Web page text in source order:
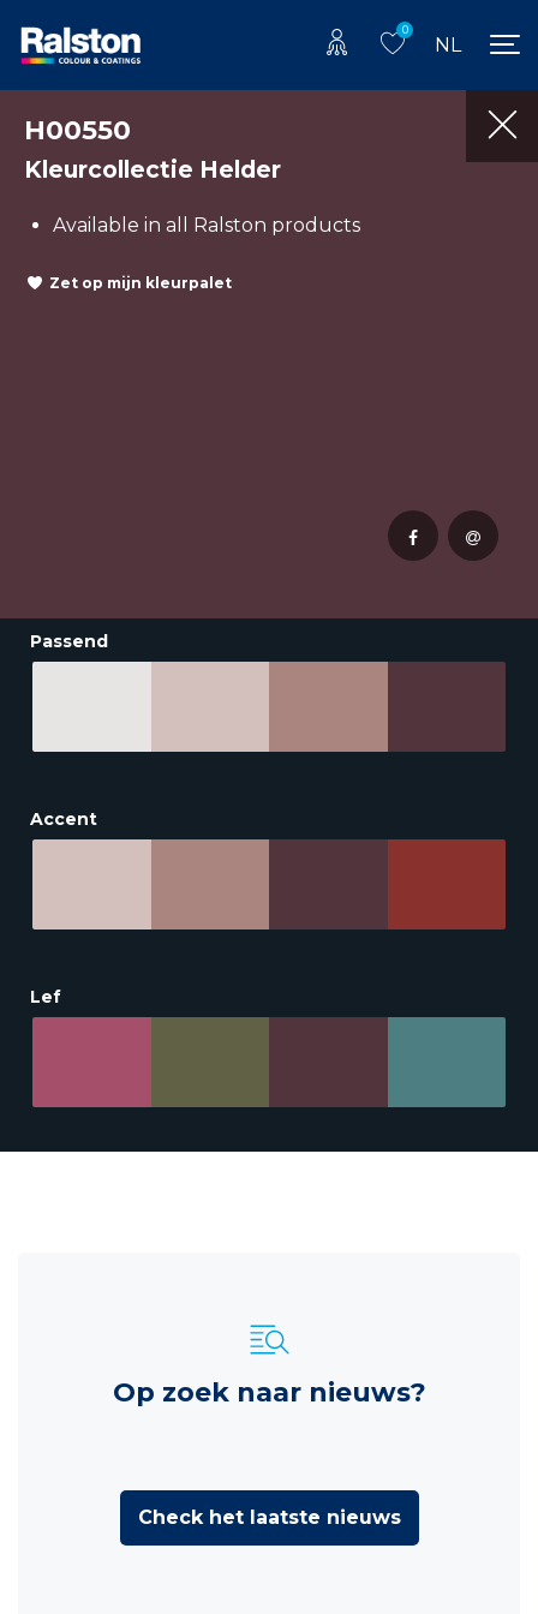
0
NL
H00550
Kleurcollectie Helder
Available in all Ralston products
Zet op mijn kleurpalet
Passend
Accent
Lef
Op zoek naar nieuws?
Check het laatste nieuws